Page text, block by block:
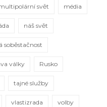
svět média
náš svět
soběstačnost
války Rusko
tajné služby
vlastizrada volby